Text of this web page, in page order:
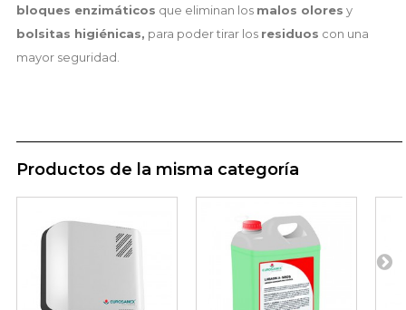
bloques enzimáticos que eliminan los malos olores y
bolsitas higiénicas, para poder tirar los residuos con una
mayor seguridad.
Productos de la misma categoría